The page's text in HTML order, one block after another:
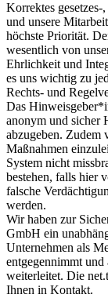
Korrektes
und unsere
höchste Priorität.
wesentlich von
Ehrlichkeit und
es uns wichtig zu
Rechts- und
Das
anonym und sicher
abzugeben. Zudem
Maßnahmen
System nicht
bestehen, falls hier
falsche
werden.
Wir haben zur
GmbH ein
Unternehmen als
entgegennimmt
weiterleitet. Die
Ihnen in Kontakt.